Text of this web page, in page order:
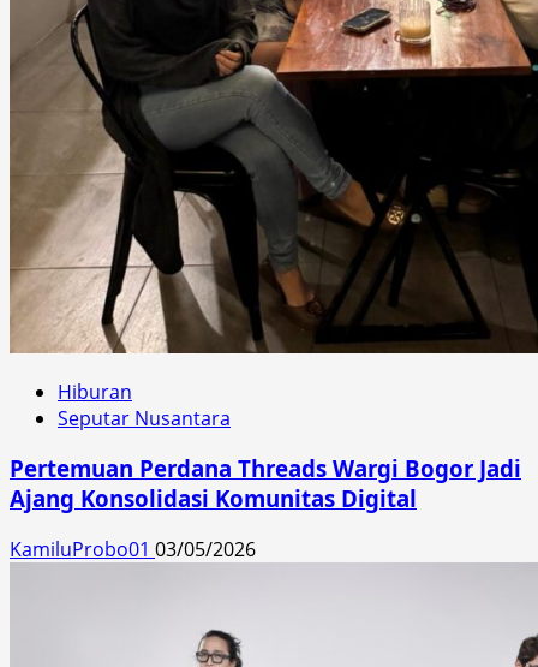
Hiburan
Seputar Nusantara
Pertemuan Perdana Threads Wargi Bogor Jadi
Ajang Konsolidasi Komunitas Digital
KamiluProbo01 03/05/2026